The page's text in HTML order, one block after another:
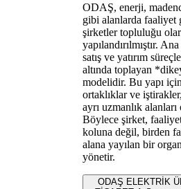
ODAŞ, enerji,
gibi alanlarda faaliyet
şirketler topluluğu
yapılandırılmıştır.
satış ve yatırım
altında toplayan
modelidir. Bu yapı
ortaklıklar ve
ayrı uzmanlık
Böylece şirket,
koluna değil, birden
alana yayılan bir
yönetir.
ODAŞ ELEKTRİK